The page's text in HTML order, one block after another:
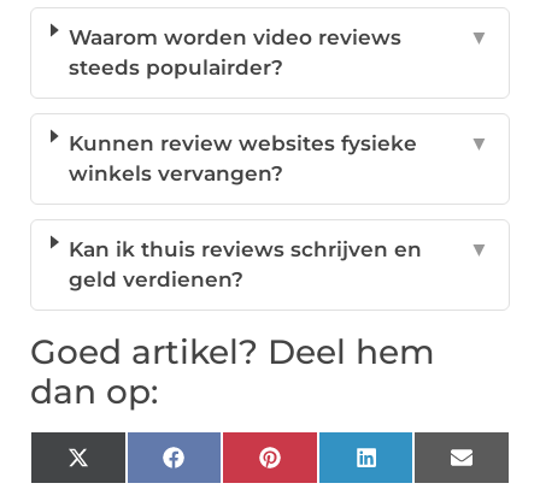
Waarom worden video reviews
steeds populairder?
▼
Kunnen review websites fysieke
winkels vervangen?
▼
Kan ik thuis reviews schrijven en
geld verdienen?
▼
Goed artikel? Deel hem
dan op:
X
(Twitter)
FacebookPinterestLinkedInEmail